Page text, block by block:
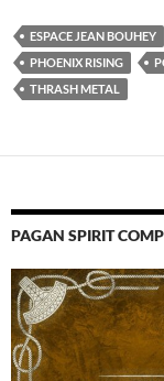
ESPACE JEAN BOUHEY
PHOENIX RISING
THRASH METAL
PAGAN SPIRIT